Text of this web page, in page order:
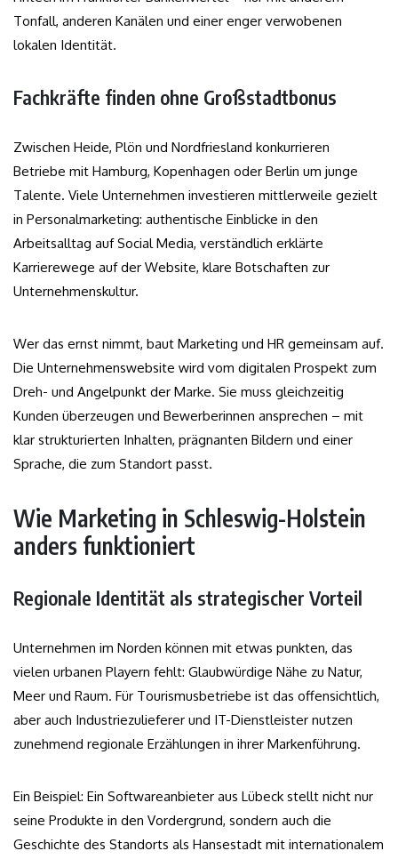
Tonfall, anderen Kanälen und einer enger verwobenen
lokalen Identität.
Fachkräfte finden ohne Großstadtbonus
Zwischen Heide, Plön und Nordfriesland konkurrieren
Betriebe mit Hamburg, Kopenhagen oder Berlin um junge
Talente. Viele Unternehmen investieren mittlerweile gezielt
in Personalmarketing: authentische Einblicke in den
Arbeitsalltag auf Social Media, verständlich erklärte
Karrierewege auf der Website, klare Botschaften zur
Unternehmenskultur.
Wer das ernst nimmt, baut Marketing und HR gemeinsam auf.
Die Unternehmenswebsite wird vom digitalen Prospekt zum
Dreh- und Angelpunkt der Marke. Sie muss gleichzeitig
Kunden überzeugen und Bewerberinnen ansprechen – mit
klar strukturierten Inhalten, prägnanten Bildern und einer
Sprache, die zum Standort passt.
Wie Marketing in Schleswig-Holstein
anders funktioniert
Regionale Identität als strategischer Vorteil
Unternehmen im Norden können mit etwas punkten, das
vielen urbanen Playern fehlt: Glaubwürdige Nähe zu Natur,
Meer und Raum. Für Tourismusbetriebe ist das offensichtlich,
aber auch Industriezulieferer und IT-Dienstleister nutzen
zunehmend regionale Erzählungen in ihrer Markenführung.
Ein Beispiel: Ein Softwareanbieter aus Lübeck stellt nicht nur
seine Produkte in den Vordergrund, sondern auch die
Geschichte des Standorts als Hansestadt mit internationalem